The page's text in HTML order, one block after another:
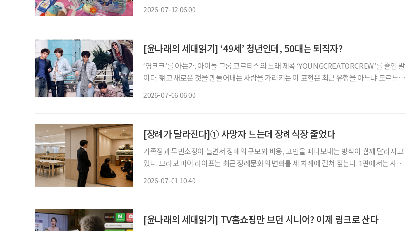
2026-07-12 06:00
[윤나래의 세대읽기] ‘49세’ 청년인데, 50대는 퇴직자?
‘영크크’를 아는가. 아이돌 그룹 코르티스의 노래 제목 ‘YOUNGCREATORCREW’를 줄인 말
이다. 젊고 새로운 것을 만들어내는 사람을 가리키는 이 표현은 최근 유행을 아느냐 모르느냐
2026-07-06 06:00
[장례가 달라진다]① 사망자 느는데 장례식장 줄었다
가족장과 무빈소장이 늘면서 장례의 규모와 비용, 고인을 떠나보내는 방식이 함께 달라지고
있다. 브라보 마이 라이프는 최근 장례문화의 변화를 세 차례에 걸쳐 짚는다. 1편에서는 사망
2026-07-01 10:40
[윤나래의 세대읽기] TV홈쇼핑만 보던 시니어? 이제 링크로 산다